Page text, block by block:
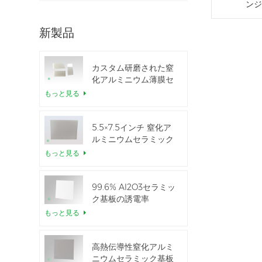
ン
新製品
カスタム研磨された窒
化アルミニウム薄膜セ
もっと見る
5.5×7.5インチ 窒化ア
ルミニウムセラミック
もっと見る
99.6% Al2O3セラミッ
ク基板の誘電率
もっと見る
高熱伝導性窒化アルミ
ニウムセラミック基板